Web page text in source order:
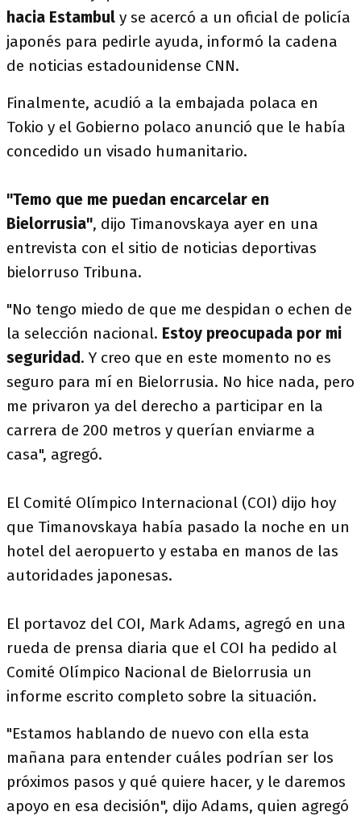
hacia Estambul y se acercó a un oficial de policía
japonés para pedirle ayuda, informó la cadena
de noticias estadounidense CNN.
Finalmente, acudió a la embajada polaca en
Tokio y el Gobierno polaco anunció que le había
concedido un visado humanitario.
"Temo que me puedan encarcelar en
Bielorrusia", dijo Timanovskaya ayer en una
entrevista con el sitio de noticias deportivas
bielorruso Tribuna.
"No tengo miedo de que me despidan o echen de
la selección nacional. Estoy preocupada por mi
seguridad. Y creo que en este momento no es
seguro para mí en Bielorrusia. No hice nada, pero
me privaron ya del derecho a participar en la
carrera de 200 metros y querían enviarme a
casa", agregó.
El Comité Olímpico Internacional (COI) dijo hoy
que Timanovskaya había pasado la noche en un
hotel del aeropuerto y estaba en manos de las
autoridades japonesas.
El portavoz del COI, Mark Adams, agregó en una
rueda de prensa diaria que el COI ha pedido al
Comité Olímpico Nacional de Bielorrusia un
informe escrito completo sobre la situación.
"Estamos hablando de nuevo con ella esta
mañana para entender cuáles podrían ser los
próximos pasos y qué quiere hacer, y le daremos
apoyo en esa decisión", dijo Adams, quien agregó